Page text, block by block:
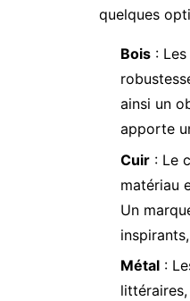
quelques
Bois :
ainsi un
apporte
Cuir : Le
matériau
Un
Métal :